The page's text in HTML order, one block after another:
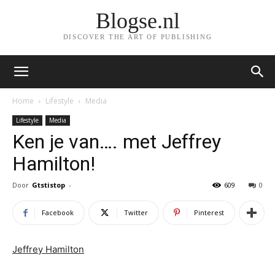
Blogse.nl
DISCOVER THE ART OF PUBLISHING
Home Lifestyle Media
Lifestyle Media
Ken je van…. met Jeffrey
Hamilton!
Door Gtstistop - 0
609
Facebook Twitter Pinterest
Jeffrey Hamilton